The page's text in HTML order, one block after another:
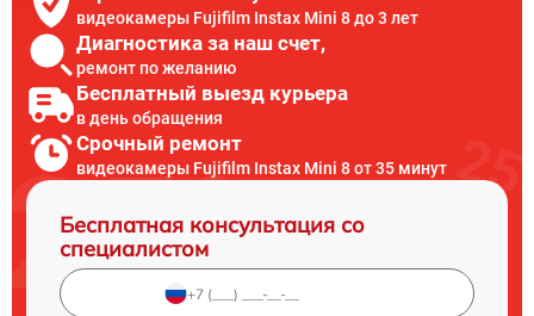
видеокамеры Fujifilm Instax Mini 8 до 3 лет
Диагностика за наш счет,
ремонт по желанию
Бесплатный выезд курьера
в день обращения
Срочный ремонт
видеокамеры Fujifilm Instax Mini 8 от 35 минут
Бесплатная консультация со
специалистом